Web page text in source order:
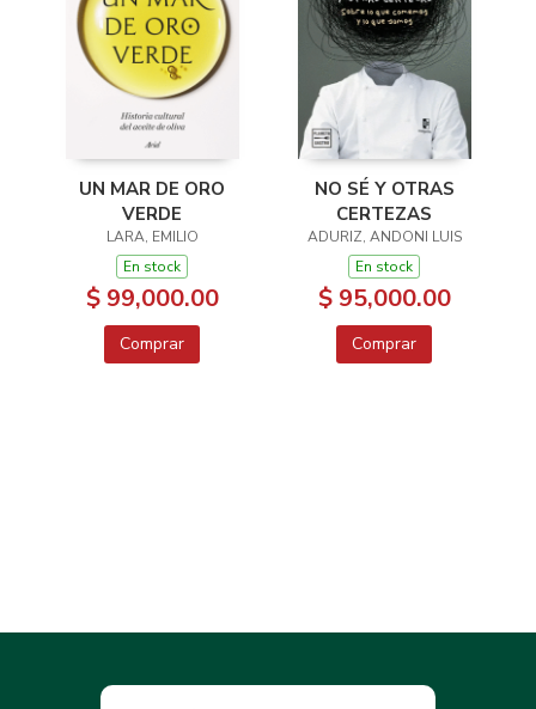
UN MAR DE ORO
VERDE
LARA, EMILIO
En stock
$ 99,000.00
Comprar
NO SÉ Y OTRAS
CERTEZAS
ADURIZ, ANDONI LUIS
En stock
$ 95,000.00
Comprar